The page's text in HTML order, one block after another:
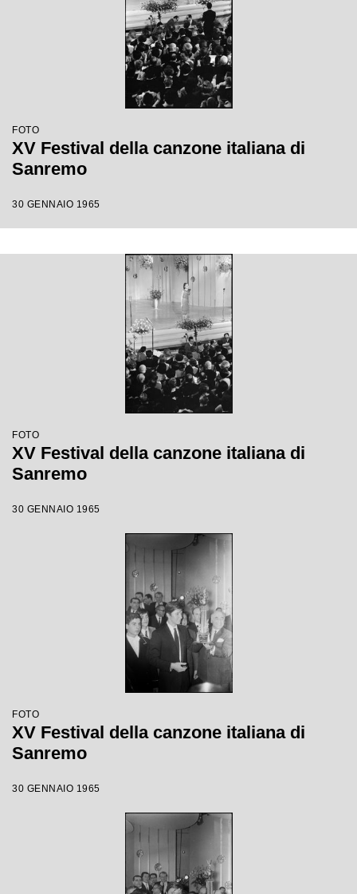
FOTO
XV Festival della canzone italiana di
Sanremo
30 GENNAIO 1965
FOTO
XV Festival della canzone italiana di
Sanremo
30 GENNAIO 1965
FOTO
XV Festival della canzone italiana di
Sanremo
30 GENNAIO 1965